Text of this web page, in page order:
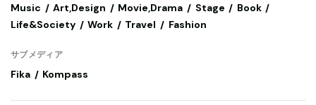
Music Art,Design Movie,Drama Stage
Book
Life&Society
Work Travel Fashion
サブメディア
Fika Kompass